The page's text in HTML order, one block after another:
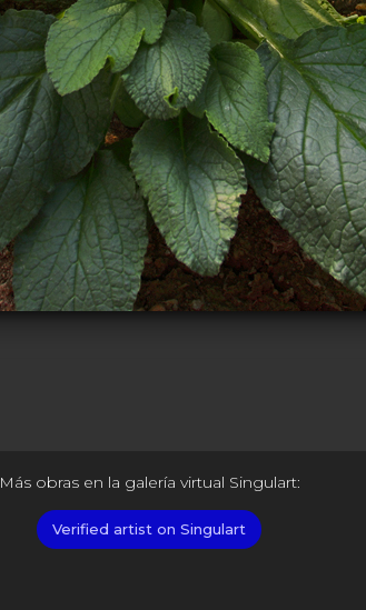
Más obras en la galería virtual Singulart:
Verified artist on Singulart